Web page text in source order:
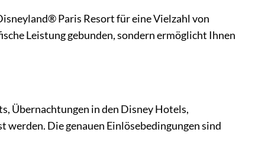
Paris Resort für eine Vielzahl von
Leistung gebunden, sondern ermöglicht Ihnen
Übernachtungen in den Disney Hotels,
Die genauen Einlösebedingungen sind